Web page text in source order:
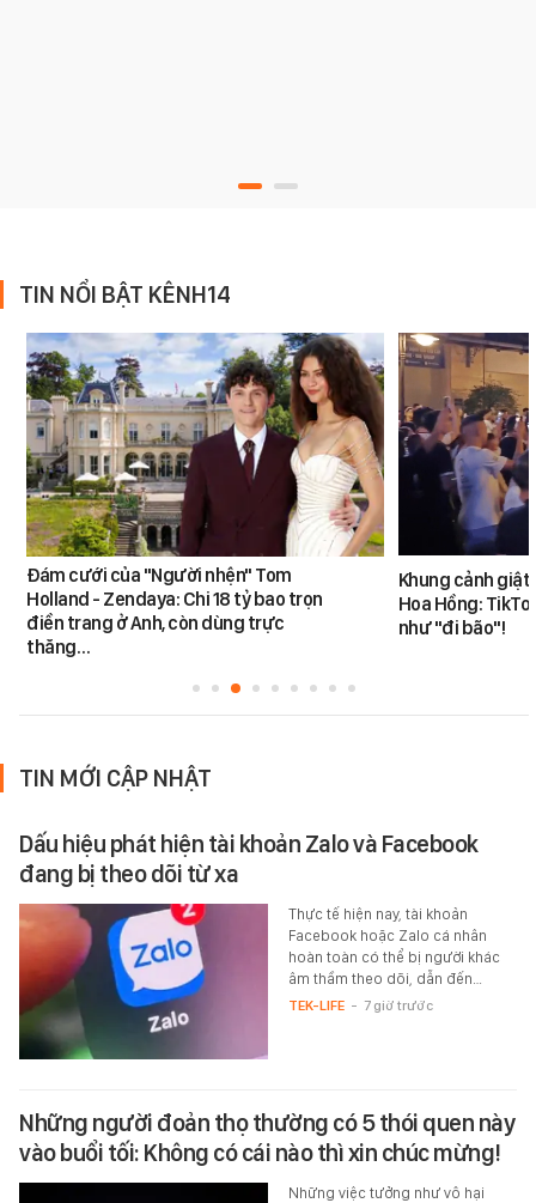
TIN NỔI BẬT KÊNH14
Đám cưới của "Người nhện" Tom
Holland - Zendaya: Chi 18 tỷ bao trọn
điền trang ở Anh, còn dùng trực
thăng…
Khung cảnh
Hoa Hồng:
như "đi bão"!
TIN MỚI CẬP NHẬT
Dấu hiệu phát hiện tài khoản Zalo và Facebook
đang bị theo dõi từ xa
Thực tế hiện nay, tài khoản
Facebook hoặc Zalo cá nhân
hoàn toàn có thể bị người khác
âm thầm theo dõi, dẫn đến…
TEK-LIFE - 7 giờ trước
Những người đoản thọ thường có 5 thói quen này
vào buổi tối: Không có cái nào thì xin chúc mừng!
Những việc tưởng như vô hại